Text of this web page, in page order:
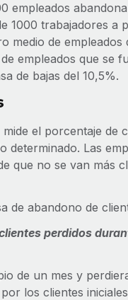
empleados
trabajadores a
medio de
empleados que se
de bajas del 10,5%.
el porcentaje de
determinado. Las
que no se van más
de abandono de
perdidos
de un mes y
los clientes